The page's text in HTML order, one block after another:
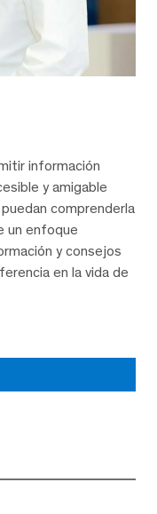
información
y amigable
comprenderla
un enfoque
y consejos
en la vida de